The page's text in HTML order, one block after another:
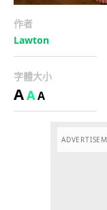
作者
Lawton
字體大小
AAA